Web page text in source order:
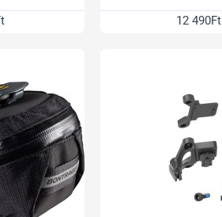
12 490Ft